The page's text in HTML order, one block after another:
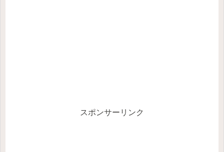
スポンサーリンク